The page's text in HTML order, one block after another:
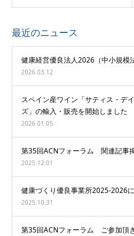
最近のニュース
健康経営優良法人2026（中小規模
2026.03.12
スペイン産ワイン「サティス・デ
ズ」の輸入・販売を開始しました
2026.01.05
第35回ACNフォーラム 関連記事
2025.12.01
健康づくり優良事業所2025-2026
2025.10.31
第35回ACNフォーラム ご参加頂